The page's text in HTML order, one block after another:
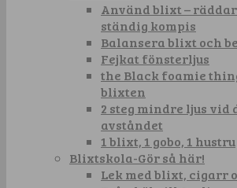
Använd blixt –
ständig kompis
Balansera blixt och
Fejkat fönsterljus
the Black foamie
blixten
2 steg mindre ljus vid
avståndet
1 blixt, 1 gobo, 1 hustru
Blixtskola-Gör så här!
Lek med blixt, cigarr